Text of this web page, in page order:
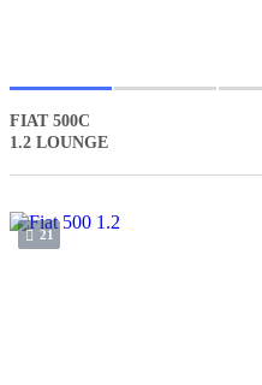
FIAT 500C
1.2 LOUNGE
21